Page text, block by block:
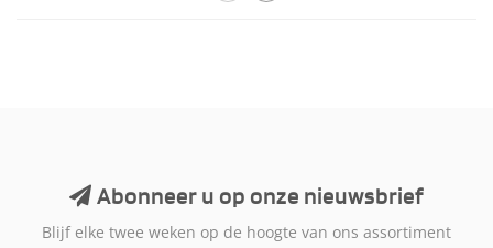
Abonneer u op onze nieuwsbrief
Blijf elke twee weken op de hoogte van ons assortiment